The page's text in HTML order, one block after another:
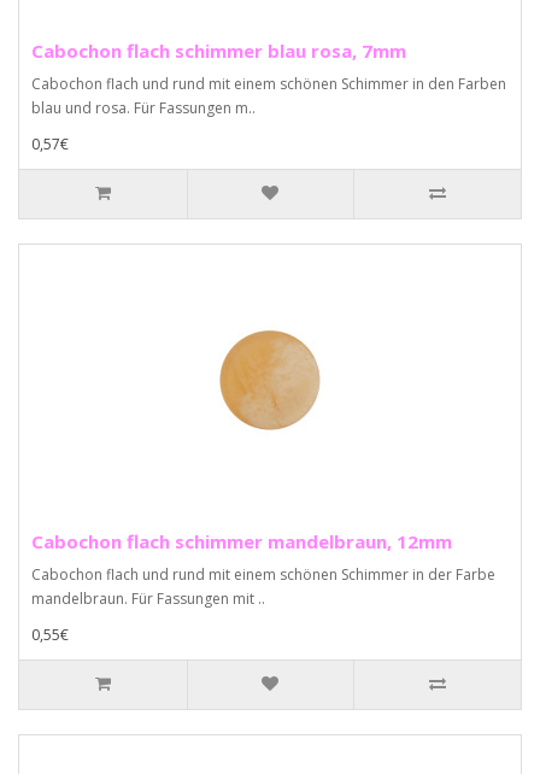
Cabochon flach schimmer blau rosa, 7mm
Cabochon flach und rund mit einem schönen Schimmer in den Farben
blau und rosa. Für Fassungen m..
0,57€
Cabochon flach schimmer mandelbraun, 12mm
Cabochon flach und rund mit einem schönen Schimmer in der Farbe
mandelbraun. Für Fassungen mit ..
0,55€